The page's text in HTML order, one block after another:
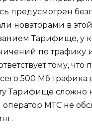
предусмотрен
новаторами в
Тарифище, у
по
тому,
500 Мб
Тарифище сложно
оператор МТС не